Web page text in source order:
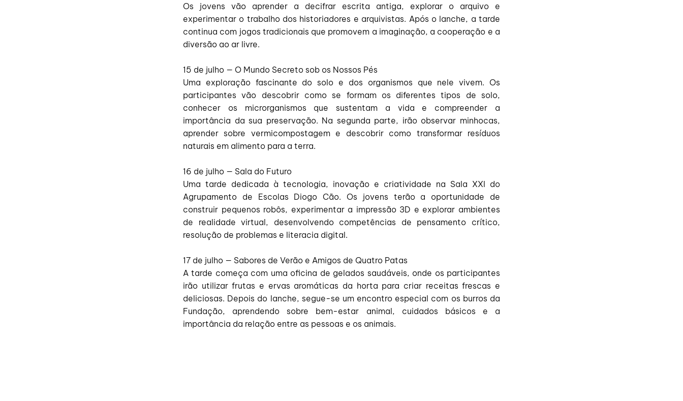
Os jovens vão aprender a decifrar escrita antiga, explorar o arquivo e
experimentar o trabalho dos historiadores e arquivistas. Após o lanche, a tarde
continua com jogos tradicionais que promovem a imaginação, a cooperação e a
diversão ao ar livre.
15 de julho — O Mundo Secreto sob os Nossos Pés
Uma exploração fascinante do solo e dos organismos que nele vivem. Os
participantes vão descobrir como se formam os diferentes tipos de solo,
conhecer os microrganismos que sustentam a vida e compreender a
importância da sua preservação. Na segunda parte, irão observar minhocas,
aprender sobre vermicompostagem e descobrir como transformar resíduos
naturais em alimento para a terra.
16 de julho — Sala do Futuro
Uma tarde dedicada à tecnologia, inovação e criatividade na Sala XXI do
Agrupamento de Escolas Diogo Cão. Os jovens terão a oportunidade de
construir pequenos robôs, experimentar a impressão 3D e explorar ambientes
de realidade virtual, desenvolvendo competências de pensamento crítico,
resolução de problemas e literacia digital.
17 de julho — Sabores de Verão e Amigos de Quatro Patas
A tarde começa com uma oficina de gelados saudáveis, onde os participantes
irão utilizar frutas e ervas aromáticas da horta para criar receitas frescas e
deliciosas. Depois do lanche, segue-se um encontro especial com os burros da
Fundação, aprendendo sobre bem-estar animal, cuidados básicos e a
importância da relação entre as pessoas e os animais.